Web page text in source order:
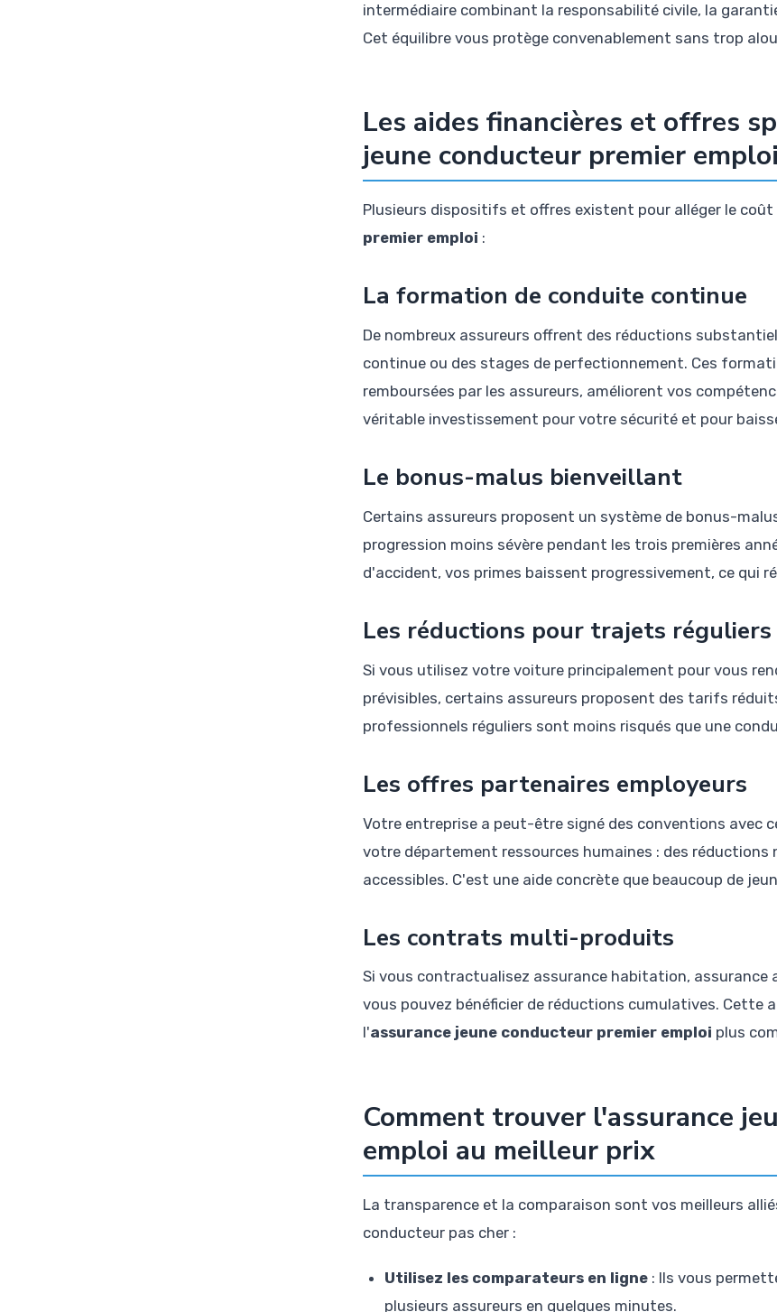
intermédiaire combinant la responsabilité civile, la
Cet équilibre vous protège convenablement sans trop
Les aides financières et offres
jeune conducteur premier emploi
Plusieurs dispositifs et offres existent pour alléger le coût
premier emploi :
La formation de conduite continue
De nombreux assureurs offrent des réductions
continue ou des stages de perfectionnement. Ces
remboursées par les assureurs, améliorent vos
véritable investissement pour votre sécurité et pour
Le bonus-malus bienveillant
Certains assureurs proposent un système de bonus-
progression moins sévère pendant les trois premières
d'accident, vos primes baissent progressivement, ce qui
Les réductions pour trajets réguliers
Si vous utilisez votre voiture principalement pour vous
prévisibles, certains assureurs proposent des tarifs
professionnels réguliers sont moins risqués que une
Les offres partenaires employeurs
Votre entreprise a peut-être signé des conventions avec
votre département ressources humaines : des réductions
accessibles. C'est une aide concrète que beaucoup de
Les contrats multi-produits
Si vous contractualisez assurance habitation,
vous pouvez bénéficier de réductions cumulatives. Cette
l'assurance jeune conducteur premier emploi plus
Comment trouver l'assurance
emploi au meilleur prix
La transparence et la comparaison sont vos meilleurs
conducteur pas cher :
Utilisez les comparateurs en ligne : Ils vous
plusieurs assureurs en quelques minutes.